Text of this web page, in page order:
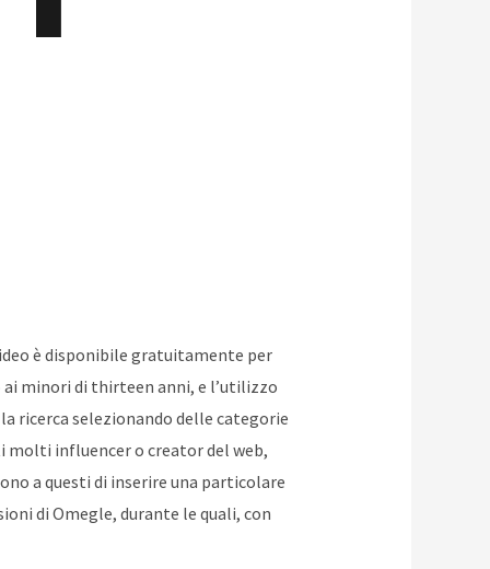
è disponibile gratuitamente per
minori di thirteen anni, e l’utilizzo
ricerca selezionando delle categorie
molti influencer o creator del web,
a questi di inserire una particolare
di Omegle, durante le quali, con